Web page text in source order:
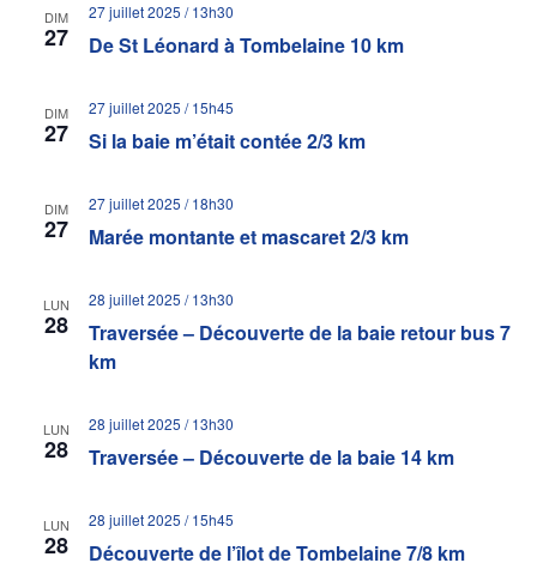
DIM
27 De St Léonard à Tombelaine 10 km
27 juillet 2025 / 13h30
DIM
27 Si la baie m’était contée 2/3 km
27 juillet 2025 / 15h45
DIM
27 Marée montante et mascaret 2/3 km
27 juillet 2025 / 18h30
LUN
28
Traversée – Découverte de la baie retour bus 7
km
28 juillet 2025 / 13h30
LUN
28 Traversée – Découverte de la baie 14 km
28 juillet 2025 / 13h30
LUN
28 Découverte de l’îlot de Tombelaine 7/8 km
28 juillet 2025 / 15h45